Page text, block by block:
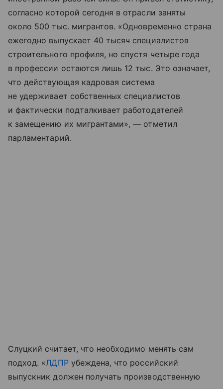
согласно которой сегодня в отрасли заняты
около 500 тыс. мигрантов. «Одновременно страна
ежегодно выпускает 40 тысяч специалистов
строительного профиля, но спустя четыре года
в профессии остаются лишь 12 тыс. Это означает,
что действующая кадровая система
не удерживает собственных специалистов
и фактически подталкивает работодателей
к замещению их мигрантами», — отметил
парламентарий.
Слуцкий считает, что необходимо менять сам
подход. «ЛДПРубеждена, что российский
выпускник должен получать производственную